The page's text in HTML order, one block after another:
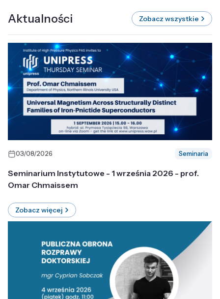
Aktualności Zobacz wszystkie
03/08/2026 Seminaria
Seminarium Instytutowe - 1 września 2026 - prof.
Omar Chmaissem
Zobacz więcej